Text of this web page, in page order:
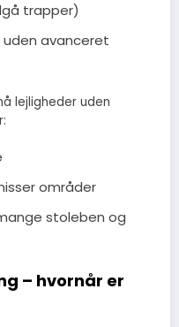
trapper)
uden avanceret
lejligheder uden
områder
stoleben og
– hvornår er